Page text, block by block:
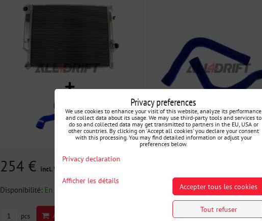
254 € incl. VAT
Disponibilité: En stock
pcs AJOUTER AU PANIER
Disponibilité:Épuisé
Privacy preferences
We use cookies to enhance your visit of this website, analyze its performance
and collect data about its usage. We may use third-party tools and services to
do so and collected data may get transmitted to partners in the EU, USA or
other countries. By clicking on 'Accept all cookies' you declare your consent
with this processing. You may find detailed information or adjust your
preferences below.
Privacy declaration
Afficher les détails
Accepter tous les cookies
Tout refuser